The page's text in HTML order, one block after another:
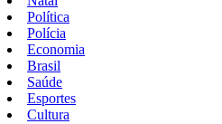
Política
Polícia
Economia
Brasil
Saúde
Esportes
Cultura